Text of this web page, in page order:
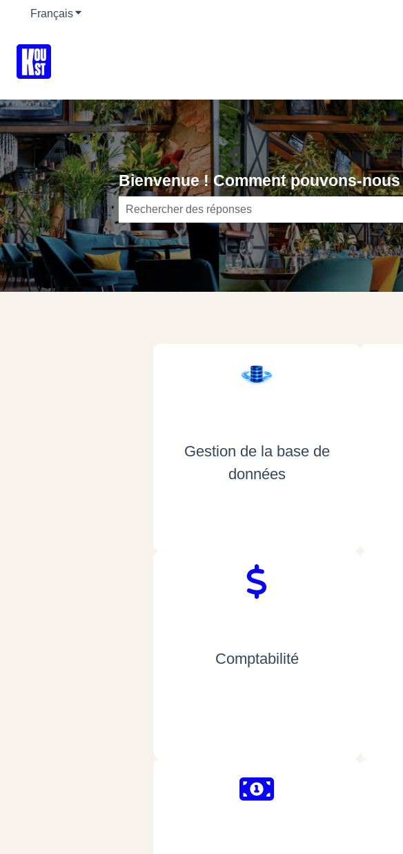
FrançaisAfficher le sous-menu pour les traductions
Bienvenue ! Comment pouvons-
Il n'y a aucune suggestion car le champ de recherche
Gestion de la base de
données
Comptabilité